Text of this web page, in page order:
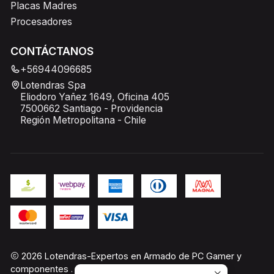
Placas Madres
Procesadores
CONTÁCTANOS
+56944096685
Lotendras Spa
Eliodoro Yañez 1649, Oficina 405
7500662 Santiago - Providencia
Región Metropolitana - Chile
2026 Lotendras-Expertos en Armado de PC Gamer y
componentes .